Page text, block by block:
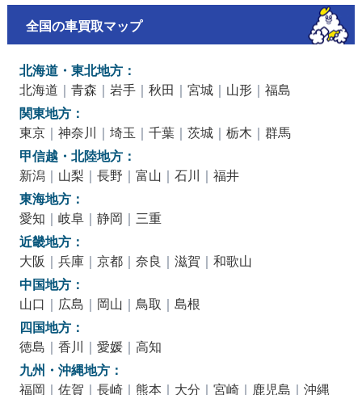
全国の車買取マップ
北海道・東北地方：
北海道 ｜ 青森 ｜ 岩手｜ 秋田 ｜ 宮城｜ 山形｜ 福島
関東地方：
東京｜ 神奈川 ｜ 埼玉 ｜ 千葉｜ 茨城｜ 栃木 ｜ 群馬
甲信越・北陸地方：
新潟 ｜ 山梨 ｜ 長野 ｜ 富山 ｜ 石川 ｜ 福井
東海地方：
愛知 ｜ 岐阜 ｜ 静岡 ｜ 三重
近畿地方：
大阪 ｜ 兵庫｜ 京都｜ 奈良 ｜ 滋賀 ｜ 和歌山
中国地方：
山口 ｜ 広島 ｜ 岡山 ｜ 鳥取 ｜ 島根
四国地方：
徳島 ｜ 香川 ｜ 愛媛｜ 高知
九州・沖縄地方：
福岡 ｜ 佐賀 ｜ 長崎｜ 熊本 ｜ 大分 ｜ 宮崎｜ 鹿児島 ｜ 沖縄